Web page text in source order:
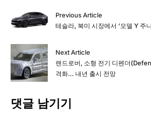
Previous Article
테슬라, 북미 시장에서 ‘모델 Y 주
Next Article
랜드로버, 소형 전기 디펜더
격화… 내년 출시 전망
댓글 남기기